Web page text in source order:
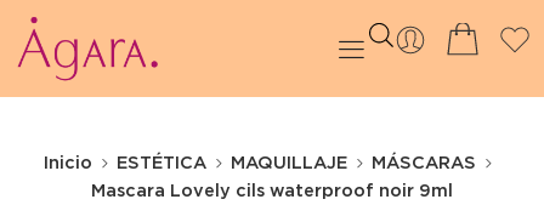
Inicio ESTÉTICA MAQUILLAJE
MÁSCARAS
Mascara Lovely cils waterproof noir 9ml